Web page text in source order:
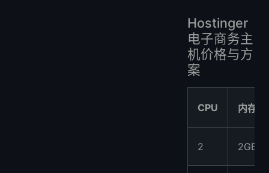
Hostinger
电子商务主
机价格与方
案
CPU 内存
2 2GB